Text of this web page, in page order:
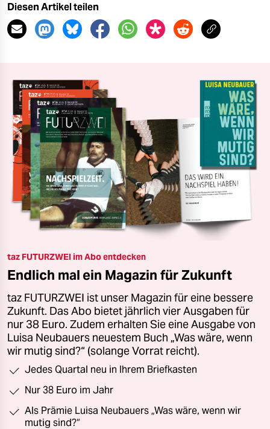
Diesen Artikel teilen
taz FUTURZWEI im Abo entdecken
Endlich mal ein Magazin für Zukunft
taz FUTURZWEI ist unser Magazin für eine bessere
Zukunft. Das Abo bietet jährlich vier Ausgaben für
nur 38 Euro. Zudem erhalten Sie eine Ausgabe von
Luisa Neubauers neuestem Buch „Was wäre, wenn
wir mutig sind?“ (solange Vorrat reicht).
Jedes Quartal neu in Ihrem Briefkasten
Nur 38 Euro im Jahr
Als Prämie Luisa Neubauers „Was wäre, wenn wir
mutig sind?“